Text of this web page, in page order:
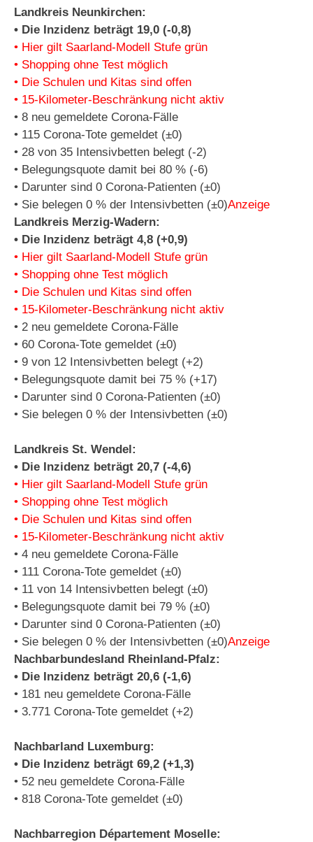
Landkreis Neunkirchen:
• Die Inzidenz beträgt 19,0 (-0,8)
• Hier gilt Saarland-Modell Stufe grün
• Shopping ohne Test möglich
• Die Schulen und Kitas sind offen
• 15-Kilometer-Beschränkung nicht aktiv
• 8 neu gemeldete Corona-Fälle
• 115 Corona-Tote gemeldet (±0)
• 28 von 35 Intensivbetten belegt (-2)
• Belegungsquote damit bei 80 % (-6)
• Darunter sind 0 Corona-Patienten (±0)
• Sie belegen 0 % der Intensivbetten (±0)Anzeige
Landkreis Merzig-Wadern:
• Die Inzidenz beträgt 4,8 (+0,9)
• Hier gilt Saarland-Modell Stufe grün
• Shopping ohne Test möglich
• Die Schulen und Kitas sind offen
• 15-Kilometer-Beschränkung nicht aktiv
• 2 neu gemeldete Corona-Fälle
• 60 Corona-Tote gemeldet (±0)
• 9 von 12 Intensivbetten belegt (+2)
• Belegungsquote damit bei 75 % (+17)
• Darunter sind 0 Corona-Patienten (±0)
• Sie belegen 0 % der Intensivbetten (±0)
Landkreis St. Wendel:
• Die Inzidenz beträgt 20,7 (-4,6)
• Hier gilt Saarland-Modell Stufe grün
• Shopping ohne Test möglich
• Die Schulen und Kitas sind offen
• 15-Kilometer-Beschränkung nicht aktiv
• 4 neu gemeldete Corona-Fälle
• 111 Corona-Tote gemeldet (±0)
• 11 von 14 Intensivbetten belegt (±0)
• Belegungsquote damit bei 79 % (±0)
• Darunter sind 0 Corona-Patienten (±0)
• Sie belegen 0 % der Intensivbetten (±0)Anzeige
Nachbarbundesland Rheinland-Pfalz:
• Die Inzidenz beträgt 20,6 (-1,6)
• 181 neu gemeldete Corona-Fälle
• 3.771 Corona-Tote gemeldet (+2)
Nachbarland Luxemburg:
• Die Inzidenz beträgt 69,2 (+1,3)
• 52 neu gemeldete Corona-Fälle
• 818 Corona-Tote gemeldet (±0)
Nachbarregion Département Moselle: